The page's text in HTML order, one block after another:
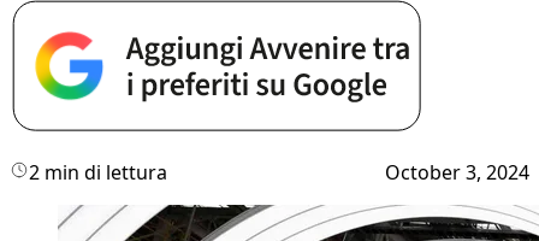
2 min di lettura October 3, 2024